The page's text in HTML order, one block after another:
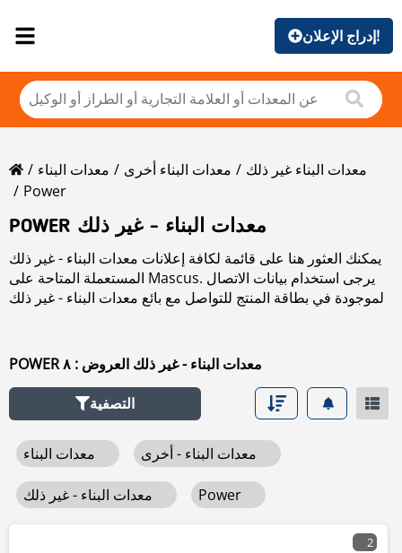
إدراج الإعلان!
معدات البناء معدات البناء أخرى
معدات البناء غير ذلك
Power
POWER معدات البناء - غير ذلك
يمكنك العثور هنا على قائمة لكافة إعلانات معدات البناء - غير ذلك
المستعملة المتاحة على Mascus. يرجى استخدام بيانات الاتصال
الموجودة في بطاقة المنتج للتواصل مع بائع معدات البناء - غير ذلك
POWER معدات البناء - غير ذلك العروض : ٨
التصفية
Power
2